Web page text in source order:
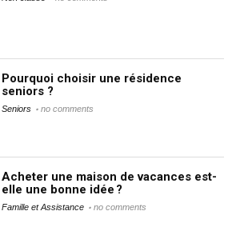
Pourquoi choisir une résidence
seniors ?
Seniors no comments
Acheter une maison de vacances est-
elle une bonne idée ?
Famille et Assistance no comments